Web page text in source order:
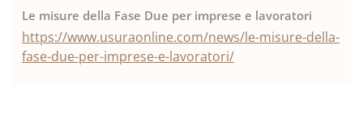
Le misure della Fase Due per imprese e lavoratori
https://www.usuraonline.com/news/le-misure-della-
fase-due-per-imprese-e-lavoratori/